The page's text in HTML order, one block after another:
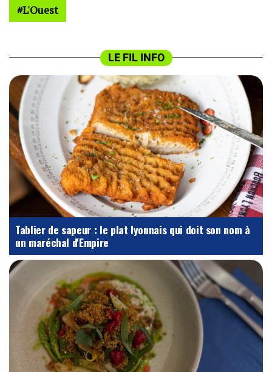
L'Ouest
LE FIL INFO
Tablier de sapeur : le plat lyonnais qui doit son nom à
un maréchal d'Empire